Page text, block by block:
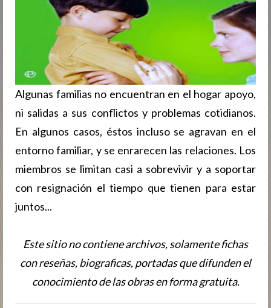
Algunas familias no encuentran en el hogar apoyo,
ni salidas a sus conflictos y problemas cotidianos.
En algunos casos, éstos incluso se agravan en el
entorno familiar, y se enrarecen las relaciones. Los
miembros se limitan casi a sobrevivir y a soportar
con resignación el tiempo que tienen para estar
juntos...
Este sitio no contiene archivos, solamente fichas
con reseñas, biografic­as, portadas que difunden el
conocimiento de las obras en forma gratuita.